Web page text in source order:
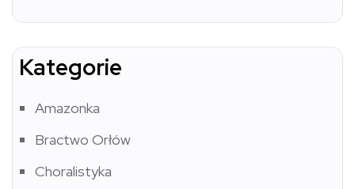
Kategorie
Amazonka
Bractwo Orłów
Choralistyka